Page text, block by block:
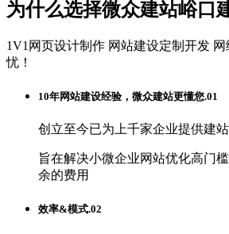
为什么选择微众建站峪口
1V1网页设计制作 网站建设定制开发
忧！
10年网站建设经验，微众建站更懂您.01
创立至今已为上千家企业提供建
旨在解决小微企业网站优化高门
余的费用
效率&模式.02